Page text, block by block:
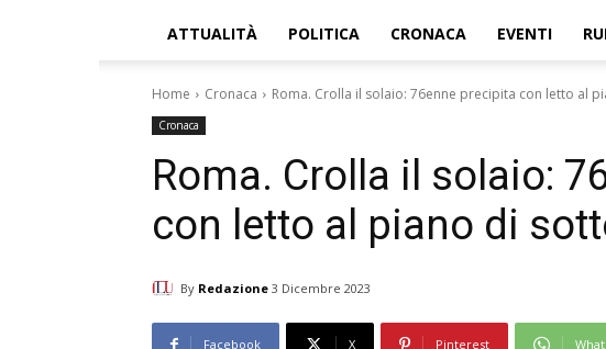
ATTUALITÀ POLITICA CRONACA EVENTI
Home Cronaca Roma. Crolla il solaio: 76enne precipita con letto al
Cronaca
Roma. Crolla il solaio:
con letto al piano di
By Redazione 3 Dicembre 2023
Facebook X Pinterest